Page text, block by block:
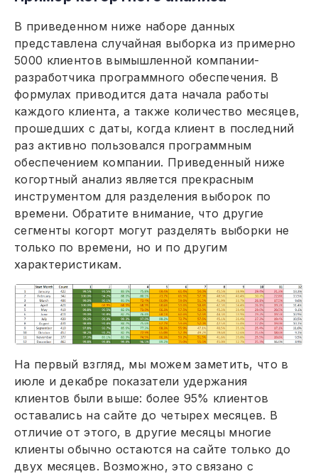
В приведенном ниже наборе данных
представлена случайная выборка из примерно
5000 клиентов вымышленной компании-
разработчика программного обеспечения. В
формулах приводится дата начала работы
каждого клиента, а также количество месяцев,
прошедших с даты, когда клиент в последний
раз активно пользовался программным
обеспечением компании. Приведенный ниже
когортный анализ является прекрасным
инструментом для разделения выборок по
времени. Обратите внимание, что другие
сегменты когорт могут разделять выборки не
только по времени, но и по другим
характеристикам.
На первый взгляд, мы можем заметить, что в
июле и декабре показатели удержания
клиентов были выше: более 95% клиентов
оставались на сайте до четырех месяцев. В
отличие от этого, в другие месяцы многие
клиенты обычно остаются на сайте только до
двух месяцев. Возможно, это связано с